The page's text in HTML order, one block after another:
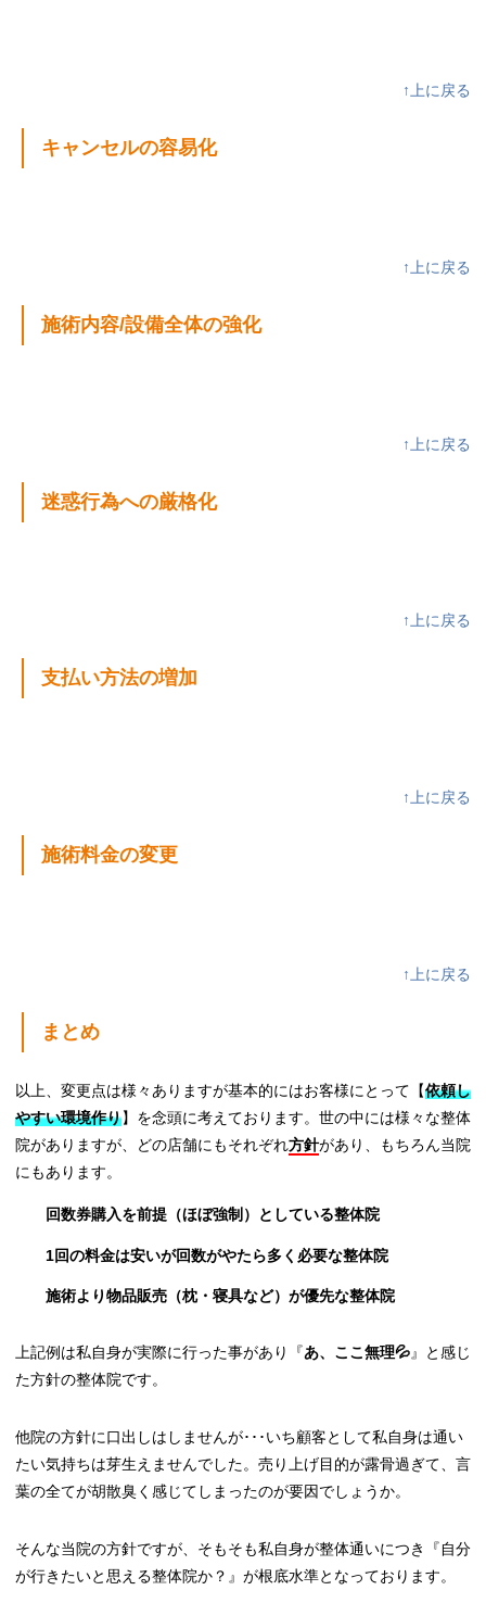
↑上に戻る
キャンセルの容易化
↑上に戻る
施術内容/設備全体の強化
↑上に戻る
迷惑行為への厳格化
↑上に戻る
支払い方法の増加
↑上に戻る
施術料金の変更
↑上に戻る
まとめ
以上、変更点は様々ありますが基本的にはお客様にとって【依頼し
やすい環境作り】を念頭に考えております。世の中には様々な整体
院がありますが、どの店舗にもそれぞれ方針があり、もちろん当院
にもあります。
回数券購入を前提（ほぼ強制）としている整体院
1回の料金は安いが回数がやたら多く必要な整体院
施術より物品販売（枕・寝具など）が優先な整体院
上記例は私自身が実際に行った事があり『あ、ここ無理💦』と感じ
た方針の整体院です。
他院の方針に口出しはしませんが･･･いち顧客として私自身は通い
たい気持ちは芽生えませんでした。売り上げ目的が露骨過ぎて、言
葉の全てが胡散臭く感じてしまったのが要因でしょうか。
そんな当院の方針ですが、そもそも私自身が整体通いにつき『自分
が行きたいと思える整体院か？』が根底水準となっております。